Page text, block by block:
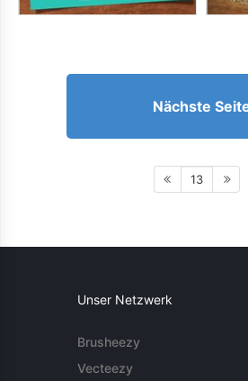
Nächste
13
Unser Netzwerk
Brusheezy
Vecteezy